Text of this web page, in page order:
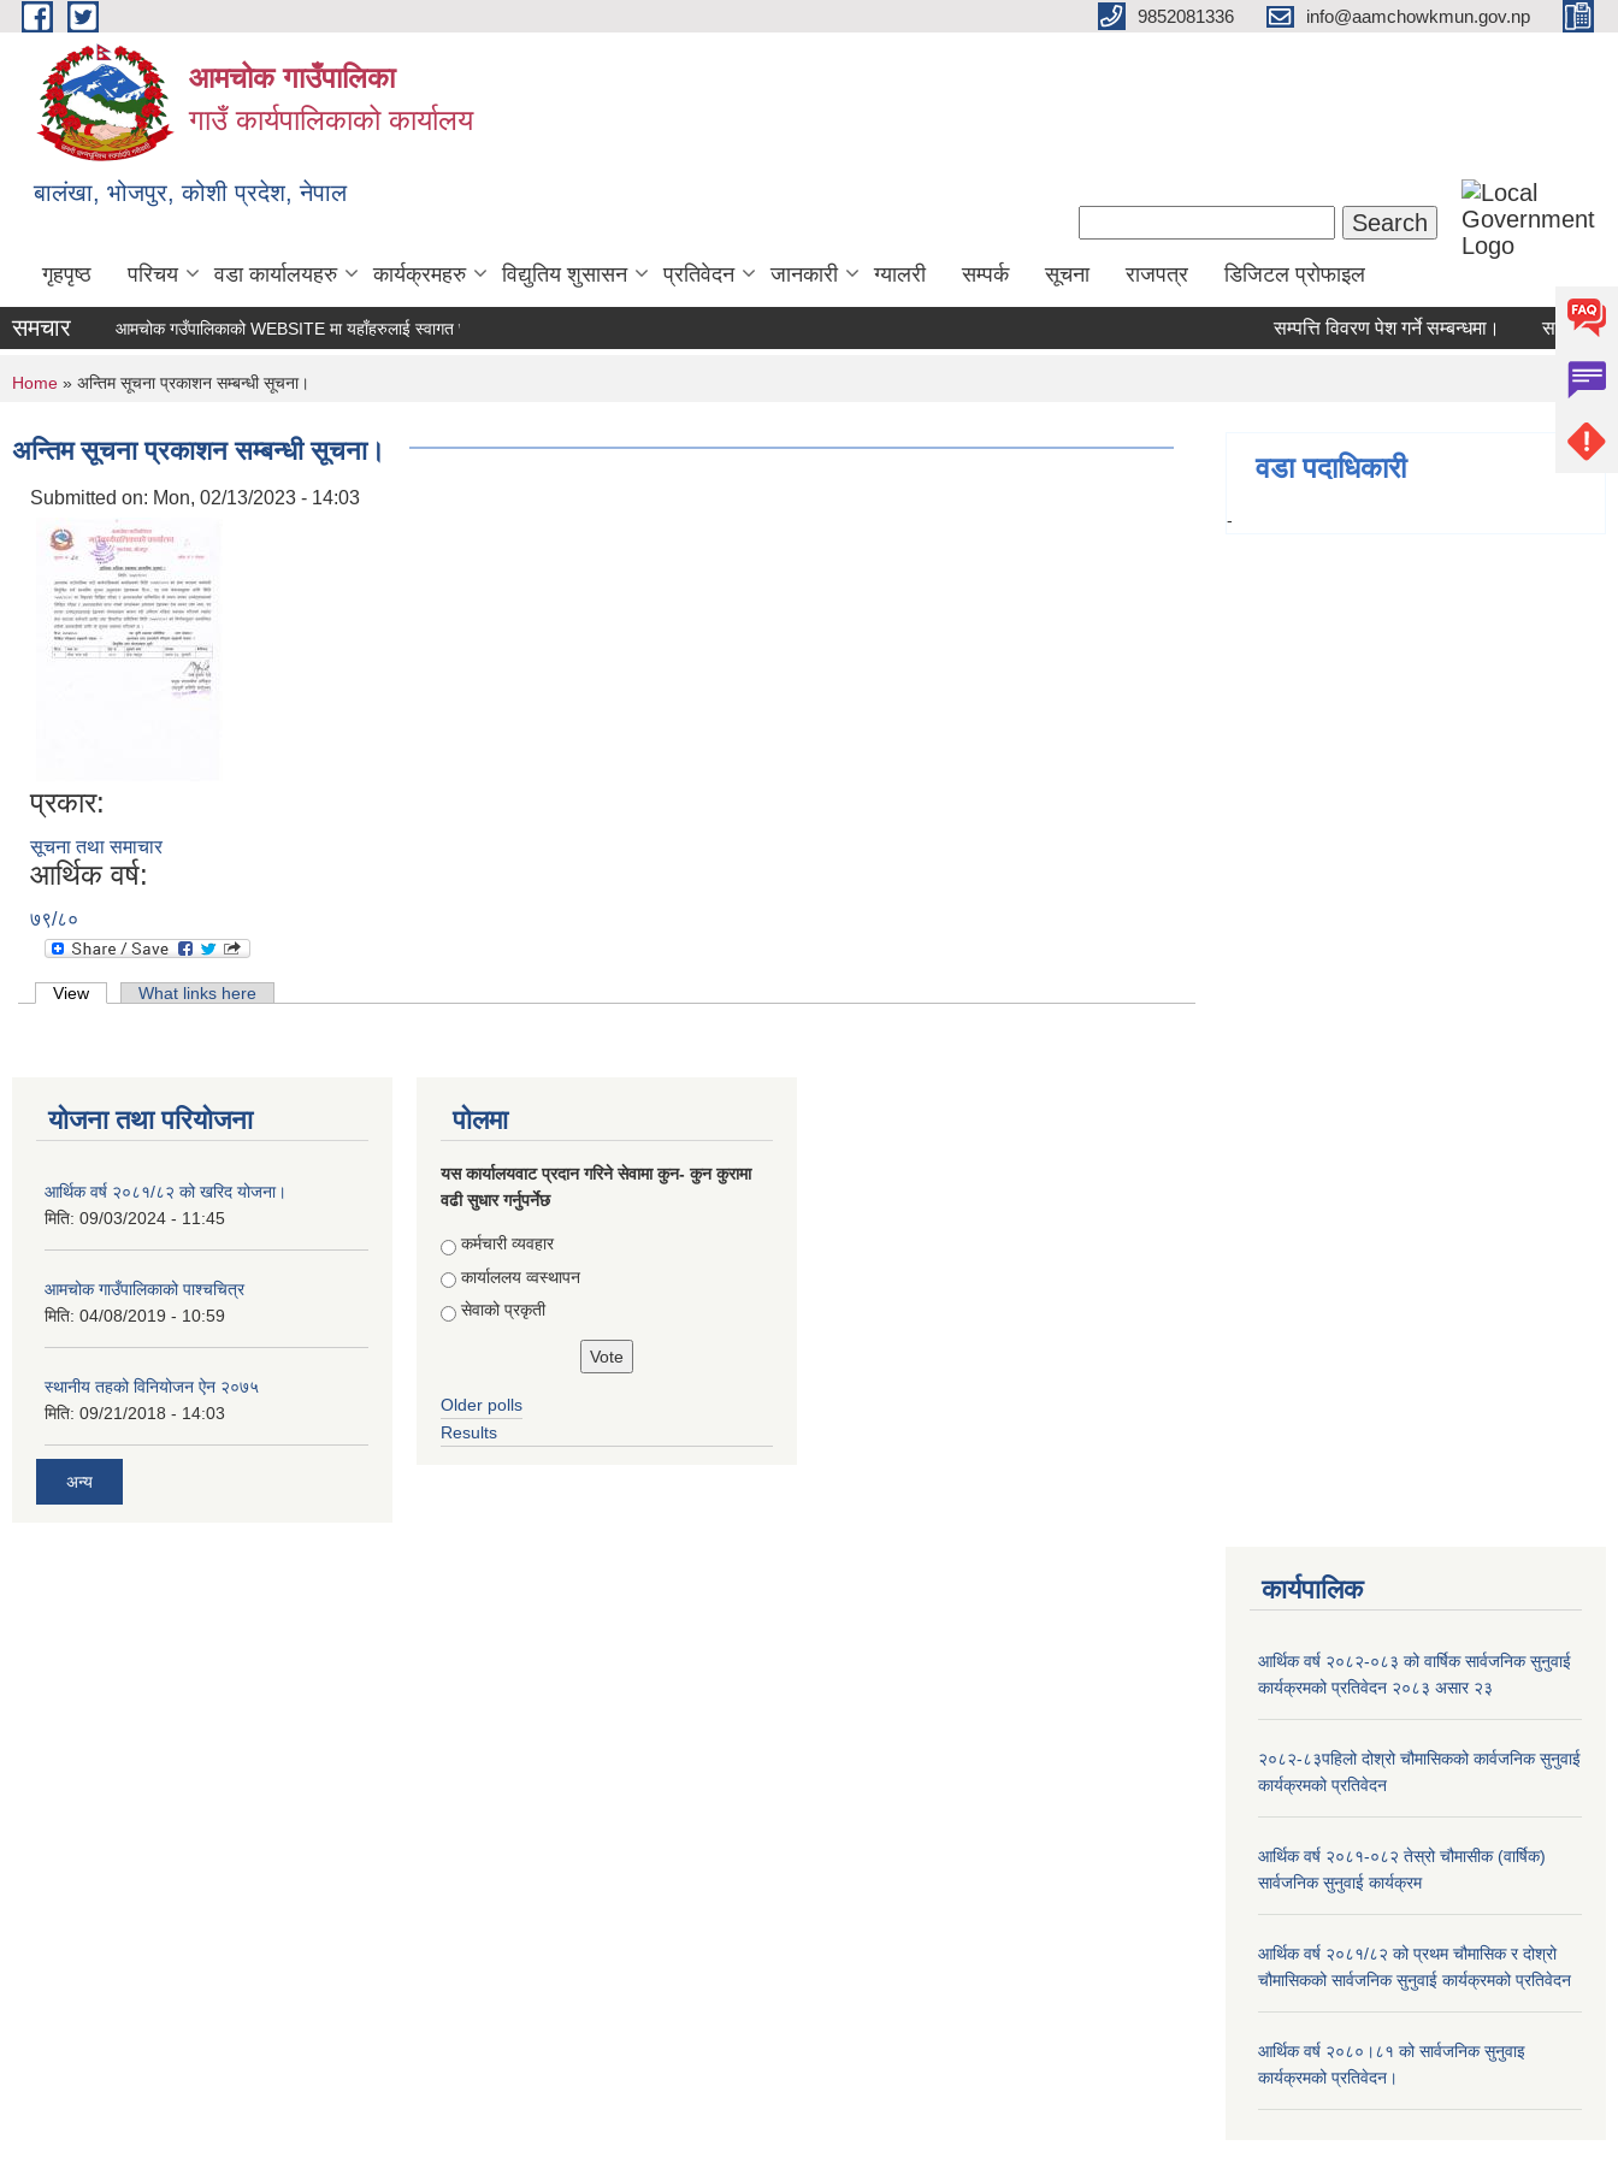
Skip to main content 9852081336 info@aamchowkmun.gov.np
आमचोक गाउँपालिका
गाउँ कार्यपालिकाको कार्यालय
बालंखा, भोजपुर, कोशी प्रदेश, नेपाल
गृहपृष्ठ परिचय वडा कार्यालयहरु कार्यक्रमहरु विद्युतिय शुसासन प्रतिवेदन जानकारी ग्यालरी सम्पर्क सूचना राजपत्र डिजिटल प्रोफाइल
आमचोक गउँपालिकाको WEBSITE मा यहाँहरुलाई स्वागत छ ।
समचार सम्पत्ति विवरण पेश गर्ने सम्बन्धमा। सामाजिक
You are here
Home » अन्तिम सूचना प्रकाशन सम्बन्धी सूचना।
अन्तिम सूचना प्रकाशन सम्बन्धी सूचना।
Submitted on: Mon, 02/13/2023 - 14:03
प्रकार:
सूचना तथा समाचार
आर्थिक वर्ष:
७९/८०
Primary tabs
View (active tab)What links here
वडा पदाधिकारी
-
योजना तथा परियोजना
आर्थिक वर्ष २०८१/८२ को खरिद योजना।
मिति: 09/03/2024 - 11:45
आमचोक गाउँपालिकाको पाश्चचित्र
मिति: 04/08/2019 - 10:59
स्थानीय तहको विनियोजन ऐन २०७५
मिति: 09/21/2018 - 14:03
अन्य
पोलमा
यस कार्यालयवाट प्रदान गरिने सेवामा कुन- कुन कुरामा
वढी सुधार गर्नुपर्नेछ
Choices
कर्मचारी व्यवहार
कार्याललय व्वस्थापन
सेवाको प्रकृती
Older polls
Results
कार्यपालिक
आर्थिक वर्ष २०८२-०८३ को वार्षिक सार्वजनिक सुनुवाई
कार्यक्रमको प्रतिवेदन २०८३ असार २३
२०८२-८३पहिलो दोश्रो चौमासिकको कार्वजनिक सुनुवाई
कार्यक्रमको प्रतिवेदन
आर्थिक वर्ष २०८१-०८२ तेस्रो चौमासीक (वार्षिक)
सार्वजनिक सुनुवाई कार्यक्रम
आर्थिक वर्ष २०८१/८२ को प्रथम चौमासिक र दोश्रो
चौमासिकको सार्वजनिक सुनुवाई कार्यक्रमको प्रतिवेदन
आर्थिक वर्ष २०८०।८१ को सार्वजनिक सुनुवाइ
कार्यक्रमको प्रतिवेदन।